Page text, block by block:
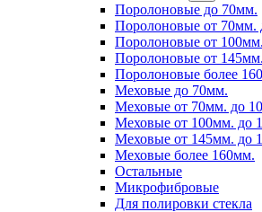
Поролоновые до 70мм.
Поролоновые от 70мм.
Поролоновые от
Поролоновые от
Поролоновые более
Меховые до 70мм.
Меховые от 70мм. до
Меховые от 100мм. до
Меховые от 145мм. до
Меховые более 160мм.
Остальные
Микрофибровые
Для полировки стекла